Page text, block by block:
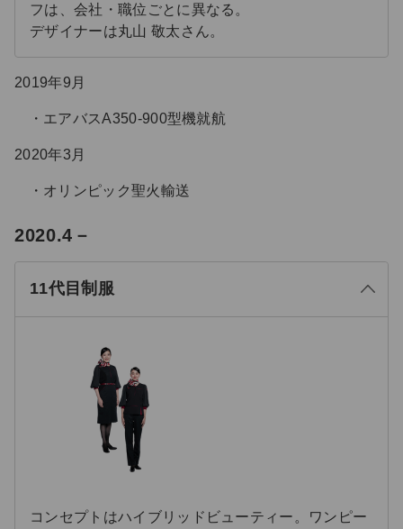
フは、会社・職位ごとに異なる。
デザイナーは丸山 敬太さん。
2019年9月
エアバスA350-900型機就航
2020年3月
オリンピック聖火輸送
2020.4－
11代目制服
コンセプトはハイブリッドビューティー。ワンピー